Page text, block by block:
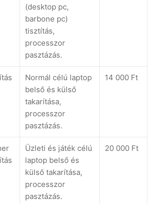
(desktop pc,
barbone pc)
tisztítás,
processzor
pasztázás.
Normál célú laptop
belső és külső
takarítása,
processzor
pasztázás.
14 000 Ft
Üzleti és játék célú
laptop belső és
külső takarítása,
processzor
pasztázás.
20 000 Ft